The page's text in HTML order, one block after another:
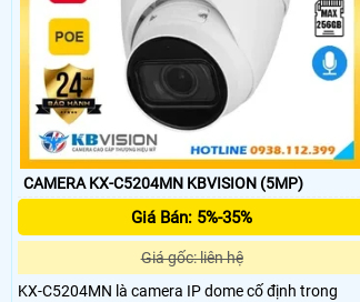
CAMERA KX-C5204MN KBVISION (5MP)
Giá Bán: 5%-35%
Giá gốc: liên hệ
KX-C5204MN là camera IP dome cố định trong